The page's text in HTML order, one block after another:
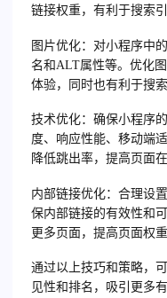
链接权重，有利于搜索
图片优化：对小程序中
名和ALT属性等。优化
体验，同时也有利于搜
技术优化：确保小程序
度、响应性能、移动端
降低跳出率，提高页面
内部链接优化：合理设
保内部链接的有效性和
更多页面，提高页面权
通过以上技巧和策略，
见性和排名，吸引更多